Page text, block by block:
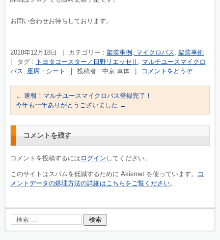
お問い合わせお待ちしております。
2018年12月18日 カテゴリー : 架装事例, マイクロバス, 架装事例
タグ : トヨタコースター／日野リエッセⅡ , マルチユースマイクロ
バス, 座席・シート 投稿者 : 中京 車体 コメントをどうぞ
← 速報！マルチユースマイクロバス登録完了！
今年も一年ありがとうございました →
コメントを残す
コメントを投稿するには ログイン してください。
このサイトはスパムを低減するために Akismet を使っています。
コ
メントデータの処理方法の詳細はこちらをご覧ください。